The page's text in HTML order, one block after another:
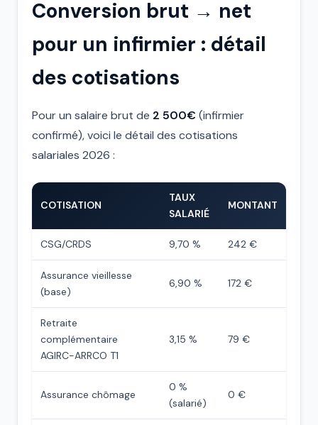
Conversion brut → net
pour un infirmier : détail
des cotisations
Pour un salaire brut de 2 500€ (infirmier
confirmé), voici le détail des cotisations
salariales 2026 :
COTISATION
TAUX
SALARIÉ
MONTANT
CSG/CRDS 9,70 % 242 €
Assurance vieillesse
(base)
6,90 % 172 €
Retraite
complémentaire
AGIRC-ARRCO T1
3,15 % 79 €
Assurance chômage
0 %
(salarié)
0 €